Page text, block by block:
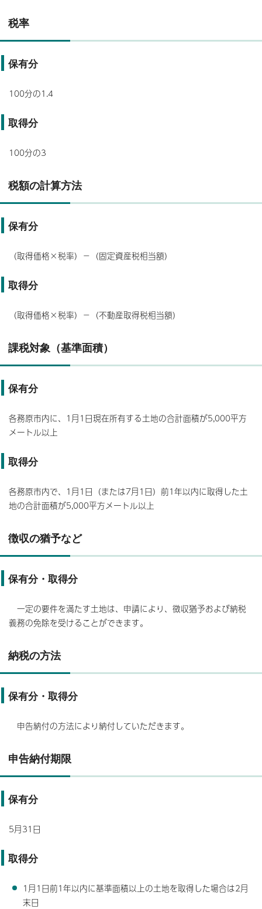
税率
保有分
100分の1.4
取得分
100分の3
税額の計算方法
保有分
（取得価格×税率）－（固定資産税相当額）
取得分
（取得価格×税率）－（不動産取得税相当額）
課税対象（基準面積）
保有分
各務原市内に、1月1日現在所有する土地の合計面積が5,000平方
メートル以上
取得分
各務原市内で、1月1日（または7月1日）前1年以内に取得した土
地の合計面積が5,000平方メートル以上
徴収の猶予など
保有分・取得分
一定の要件を満たす土地は、申請により、徴収猶予および納税
義務の免除を受けることができます。
納税の方法
保有分・取得分
申告納付の方法により納付していただきます。
申告納付期限
保有分
5月31日
取得分
1月1日前1年以内に基準面積以上の土地を取得した場合は2月
末日